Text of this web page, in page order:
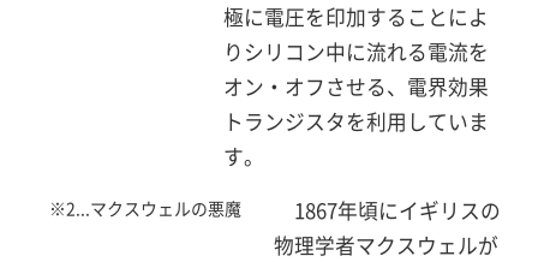
極に電圧を印加することによ
りシリコン中に流れる電流を
オン・オフさせる、電界効果
トランジスタを利用していま
す。
※2...マクスウェルの悪魔
1867年頃にイギリスの
物理学者マクスウェルが